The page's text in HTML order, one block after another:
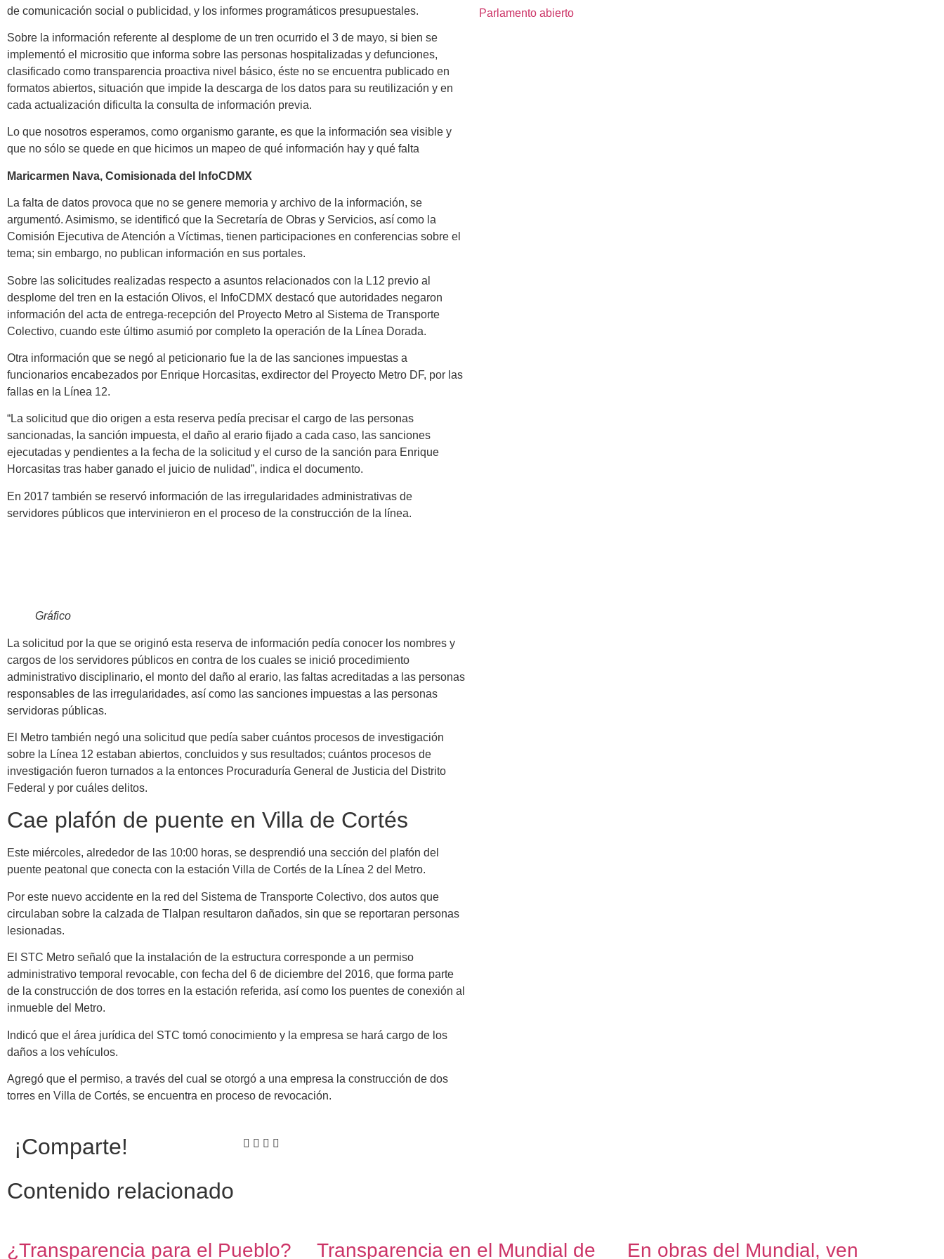
de comunicación social o publicidad, y los informes programáticos presupuestales.
Sobre la información referente al desplome de un tren ocurrido el 3 de mayo, si bien se
implementó el micrositio que informa sobre las personas hospitalizadas y defunciones,
clasificado como transparencia proactiva nivel básico, éste no se encuentra publicado en
formatos abiertos, situación que impide la descarga de los datos para su reutilización y en
cada actualización dificulta la consulta de información previa.
Lo que nosotros esperamos, como organismo garante, es que la información sea visible y
que no sólo se quede en que hicimos un mapeo de qué información hay y qué falta
Maricarmen Nava, Comisionada del InfoCDMX
La falta de datos provoca que no se genere memoria y archivo de la información, se
argumentó. Asimismo, se identificó que la Secretaría de Obras y Servicios, así como la
Comisión Ejecutiva de Atención a Víctimas, tienen participaciones en conferencias sobre el
tema; sin embargo, no publican información en sus portales.
Sobre las solicitudes realizadas respecto a asuntos relacionados con la L12 previo al
desplome del tren en la estación Olivos, el InfoCDMX destacó que autoridades negaron
información del acta de entrega-recepción del Proyecto Metro al Sistema de Transporte
Colectivo, cuando este último asumió por completo la operación de la Línea Dorada.
Otra información que se negó al peticionario fue la de las sanciones impuestas a
funcionarios encabezados por Enrique Horcasitas, exdirector del Proyecto Metro DF, por las
fallas en la Línea 12.
“La solicitud que dio origen a esta reserva pedía precisar el cargo de las personas
sancionadas, la sanción impuesta, el daño al erario fijado a cada caso, las sanciones
ejecutadas y pendientes a la fecha de la solicitud y el curso de la sanción para Enrique
Horcasitas tras haber ganado el juicio de nulidad”, indica el documento.
En 2017 también se reservó información de las irregularidades administrativas de
servidores públicos que intervinieron en el proceso de la construcción de la línea.
Gráfico
La solicitud por la que se originó esta reserva de información pedía conocer los nombres y
cargos de los servidores públicos en contra de los cuales se inició procedimiento
administrativo disciplinario, el monto del daño al erario, las faltas acreditadas a las personas
responsables de las irregularidades, así como las sanciones impuestas a las personas
servidoras públicas.
El Metro también negó una solicitud que pedía saber cuántos procesos de investigación
sobre la Línea 12 estaban abiertos, concluidos y sus resultados; cuántos procesos de
investigación fueron turnados a la entonces Procuraduría General de Justicia del Distrito
Federal y por cuáles delitos.
Cae plafón de puente en Villa de Cortés
Este miércoles, alrededor de las 10:00 horas, se desprendió una sección del plafón del
puente peatonal que conecta con la estación Villa de Cortés de la Línea 2 del Metro.
Por este nuevo accidente en la red del Sistema de Transporte Colectivo, dos autos que
circulaban sobre la calzada de Tlalpan resultaron dañados, sin que se reportaran personas
lesionadas.
El STC Metro señaló que la instalación de la estructura corresponde a un permiso
administrativo temporal revocable, con fecha del 6 de diciembre del 2016, que forma parte
de la construcción de dos torres en la estación referida, así como los puentes de conexión al
inmueble del Metro.
Indicó que el área jurídica del STC tomó conocimiento y la empresa se hará cargo de los
daños a los vehículos.
Agregó que el permiso, a través del cual se otorgó a una empresa la construcción de dos
torres en Villa de Cortés, se encuentra en proceso de revocación.
¡Comparte!
Parlamento abierto
Contenido relacionado
¿Transparencia para el Pueblo? Transparencia en el Mundial de En obras del Mundial, ven